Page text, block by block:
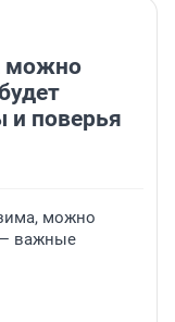
можно
и поверья
можно
— важные